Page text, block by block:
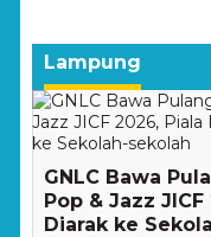
Lampung
GNLC Bawa
Pop & Jazz JICF
Diarak ke